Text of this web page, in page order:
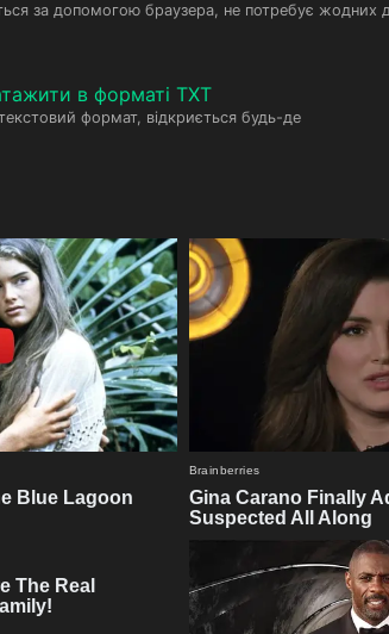
за допомогою браузера, не потребує жодних
в форматі TXT
формат, відкриється будь-де